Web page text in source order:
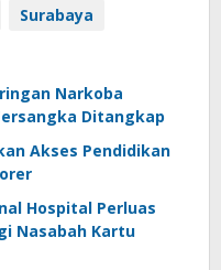
Surabaya
Narkoba
Ditangkap
Akses Pendidikan
Hospital Perluas
Nasabah Kartu